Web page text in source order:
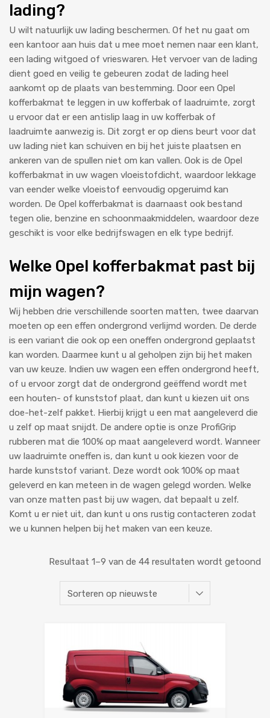
lading?
U wilt natuurlijk uw lading beschermen. Of het nu gaat om
een kantoor aan huis dat u mee moet nemen naar een klant,
een lading witgoed of vrieswaren. Het vervoer van de lading
dient goed en veilig te gebeuren zodat de lading heel
aankomt op de plaats van bestemming. Door een Opel
kofferbakmat te leggen in uw kofferbak of laadruimte, zorgt
u ervoor dat er een antislip laag in uw kofferbak of
laadruimte aanwezig is. Dit zorgt er op diens beurt voor dat
uw lading niet kan schuiven en bij het juiste plaatsen en
ankeren van de spullen niet om kan vallen. Ook is de Opel
kofferbakmat in uw wagen vloeistofdicht, waardoor lekkage
van eender welke vloeistof eenvoudig opgeruimd kan
worden. De Opel kofferbakmat is daarnaast ook bestand
tegen olie, benzine en schoonmaakmiddelen, waardoor deze
geschikt is voor elke bedrijfswagen en elk type bedrijf.
Welke Opel kofferbakmat past bij
mijn wagen?
Wij hebben drie verschillende soorten matten, twee daarvan
moeten op een effen ondergrond verlijmd worden. De derde
is een variant die ook op een oneffen ondergrond geplaatst
kan worden. Daarmee kunt u al geholpen zijn bij het maken
van uw keuze. Indien uw wagen een effen ondergrond heeft,
of u ervoor zorgt dat de ondergrond geëffend wordt met
een houten- of kunststof plaat, dan kunt u kiezen uit ons
doe-het-zelf pakket. Hierbij krijgt u een mat aangeleverd die
u zelf op maat snijdt. De andere optie is onze ProfiGrip
rubberen mat die 100% op maat aangeleverd wordt. Wanneer
uw laadruimte oneffen is, dan kunt u ook kiezen voor de
harde kunststof variant. Deze wordt ook 100% op maat
geleverd en kan meteen in de wagen gelegd worden. Welke
van onze matten past bij uw wagen, dat bepaalt u zelf.
Komt u er niet uit, dan kunt u ons rustig contacteren zodat
we u kunnen helpen bij het maken van een keuze.
Resultaat 1–9 van de 44 resultaten wordt getoond